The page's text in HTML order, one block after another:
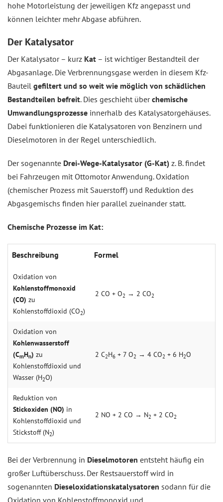
hohe Motorleistung der jeweiligen Kfz angepasst und
können leichter mehr Abgase abführen.
Der Katalysator
Der Katalysator – kurz Kat – ist wichtiger Bestandteil der
Abgasanlage. Die Verbrennungsgase werden in diesem Kfz-
Bauteil gefiltert und so weit wie möglich von schädlichen
Bestandteilen befreit. Dies geschieht überchemische
Umwandlungsprozesse innerhalb des Katalysatorgehäuses.
Dabei funktionieren die Katalysatoren von Benzinern und
Dieselmotoren in der Regel unterschiedlich.
Der sogenannte Drei-Wege-Katalysator (G-Kat) z. B. findet
bei Fahrzeugen mit Ottomotor Anwendung. Oxidation
(chemischer Prozess mit Sauerstoff) und Reduktion des
Abgasgemischs finden hier parallel zueinander statt.
Chemische Prozesse im Kat:
Beschreibung Formel
Oxidation von
Kohlenstoffmonoxid
(CO) zu
Kohlenstoffdioxid (CO2)
2 CO + O2 → 2 CO2
Oxidation von
Kohlenwasserstoff
(CmHn) zu
Kohlenstoffdioxid und
Wasser (H2O)
2 C2H6 + 7 O2 → 4 CO2 + 6 H2O
Reduktion von
Stickoxiden (NO) in
Kohlenstoffdioxid und
Stickstoff (N2)
2 NO + 2 CO → N2 + 2 CO2
Bei der Verbrennung in Dieselmotoren entsteht häufig ein
großer Luftüberschuss. Der Restsauerstoff wird in
sogenannten Dieseloxidationskatalysatoren sodann für die
Oxidation von Kohlenstoffmonoxid und